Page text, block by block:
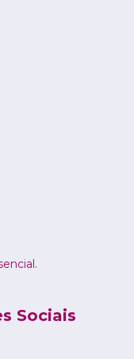
Sociais